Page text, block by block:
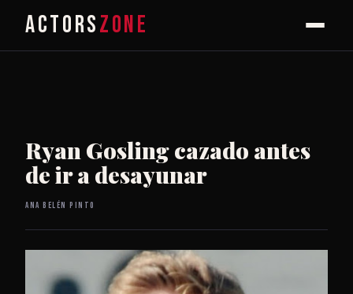
ACTORSZONE
Ryan Gosling cazado antes
de ir a desayunar
Ana Belén Pinto